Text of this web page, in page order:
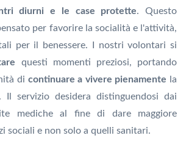
diurni e le case protette. Questo
per favorire la socialità e l'attività,
per il benessere. I nostri volontari si
questi momenti preziosi, portando
di continuare a vivere pienamente la
Il servizio desidera distinguendosi dai
mediche al fine di dare maggiore
sociali e non solo a quelli sanitari.